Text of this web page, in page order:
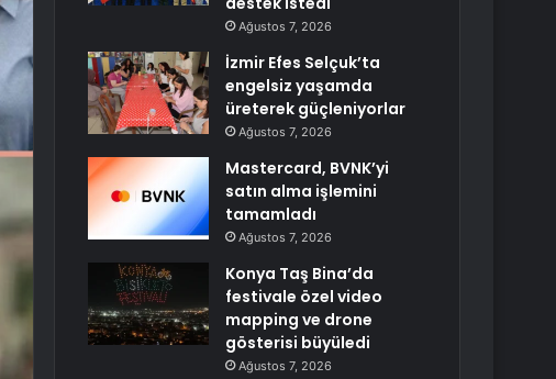
Ağustos 7, 2026
İzmir Efes Selçuk’ta
engelsiz yaşamda
üreterek güçleniyorlar
Ağustos 7, 2026
Mastercard, BVNK’yi
satın alma işlemini
tamamladı
Ağustos 7, 2026
Konya Taş Bina’da
festivale özel video
mapping ve drone
gösterisi büyüledi
Ağustos 7, 2026